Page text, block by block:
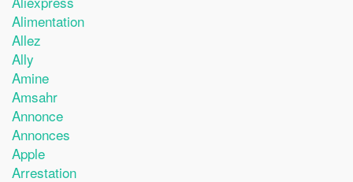
Alimentation
Allez
Ally
Amine
Amsahr
Annonce
Annonces
Apple
Arrestation